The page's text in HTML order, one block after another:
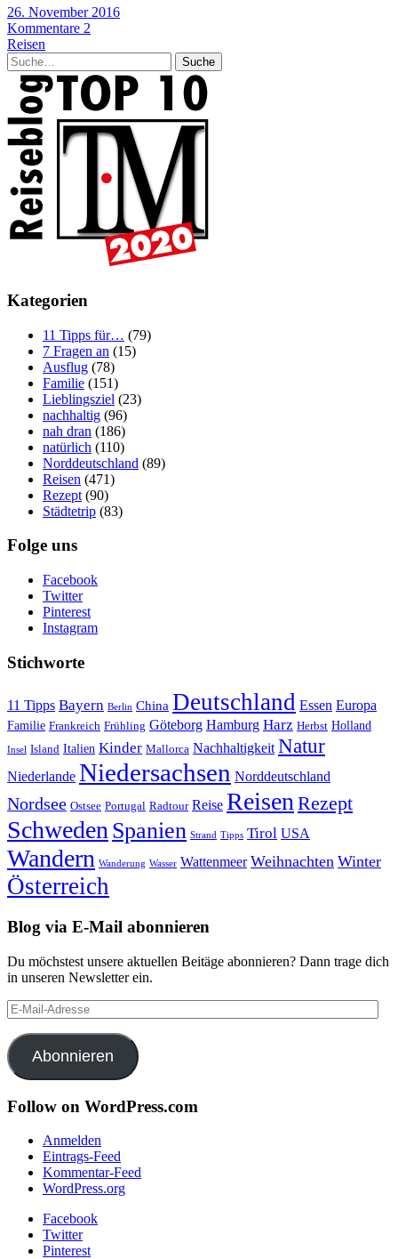
26. November 2016
Kommentare 2
Reisen
Suche
Kategorien
11 Tipps für… (79)
7 Fragen an (15)
Ausflug (78)
Familie (151)
Lieblingsziel (23)
nachhaltig (96)
nah dran (186)
natürlich (110)
Norddeutschland (89)
Reisen (471)
Rezept (90)
Städtetrip (83)
Folge uns
Facebook
Twitter
Pinterest
Instagram
Stichworte
11 Tipps Bayern Berlin China Deutschland Essen Europa
Familie Frankreich Frühling Göteborg Hamburg Harz Herbst Holland
Insel Island Italien Kinder Mallorca Nachhaltigkeit Natur
Niederlande Niedersachsen Norddeutschland
Nordsee Ostsee Portugal Radtour Reise ReisenRezept
SchwedenSpanien Strand Tipps Tirol USA
Wandern Wanderung Wasser Wattenmeer Weihnachten Winter
Österreich
Blog via E-Mail abonnieren
Du möchstest unsere aktuellen Beitäge abonnieren? Dann trage dich
in unseren Newsletter ein.
E-
Mail-
Adresse
Abonnieren
Follow on WordPress.com
Anmelden
Eintrags-Feed
Kommentar-Feed
WordPress.org
Facebook
Twitter
Pinterest